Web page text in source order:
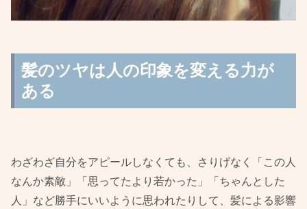
髪のツヤは人の印象を変える力が
ある
わざわざ自分をアピールしなくても、さりげなく「この人
なんか素敵」「思ってたより若かった」「ちゃんとした
人」など勝手にいいように思われたりして、髪による影響